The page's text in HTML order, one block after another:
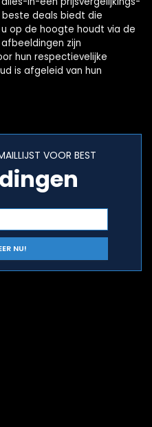
deals biedt die
op de hoogte houdt via de
zijn
hun respectievelijke
is afgeleid van hun
VOOR BEST